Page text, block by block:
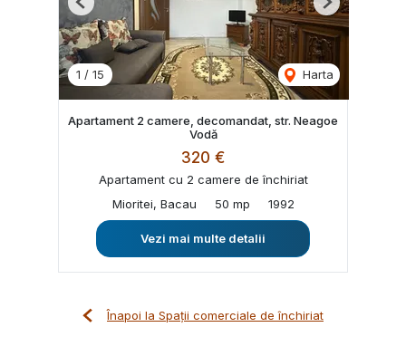
1 / 15 Harta
Previous Next
Apartament 2 camere, decomandat, str. Neagoe
Vodă
320 €
Apartament cu 2 camere de închiriat
Mioritei, Bacau
50 mp 1992
Vezi mai multe detalii
Înapoi la Spații comerciale de închiriat